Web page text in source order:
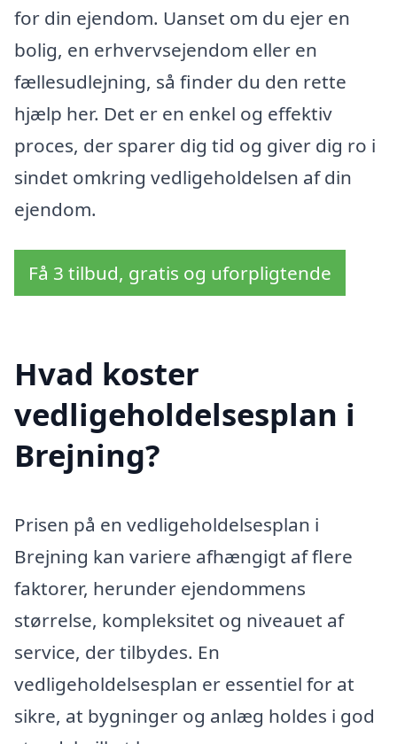
for din ejendom. Uanset om du ejer en
bolig, en erhvervsejendom eller en
fællesudlejning, så finder du den rette
hjælp her. Det er en enkel og effektiv
proces, der sparer dig tid og giver dig ro i
sindet omkring vedligeholdelsen af din
ejendom.
Få 3 tilbud, gratis og uforpligtende
Hvad koster
vedligeholdelsesplan i
Brejning?
Prisen på en vedligeholdelsesplan i
Brejning kan variere afhængigt af flere
faktorer, herunder ejendommens
størrelse, kompleksitet og niveauet af
service, der tilbydes. En
vedligeholdelsesplan er essentiel for at
sikre, at bygninger og anlæg holdes i god